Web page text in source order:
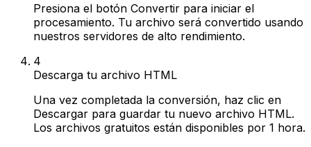
Presiona el botón Convertir para iniciar el
procesamiento. Tu archivo será convertido usando
nuestros servidores de alto rendimiento.
4
Descarga tu archivo HTML
Una vez completada la conversión, haz clic en
Descargar para guardar tu nuevo archivo HTML.
Los archivos gratuitos están disponibles por 1 hora.